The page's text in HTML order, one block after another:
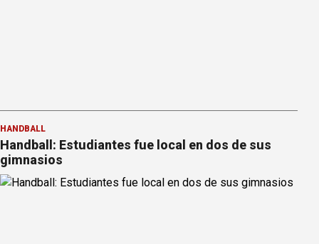
HANDBALL
Handball: Estudiantes fue local en dos de sus
gimnasios